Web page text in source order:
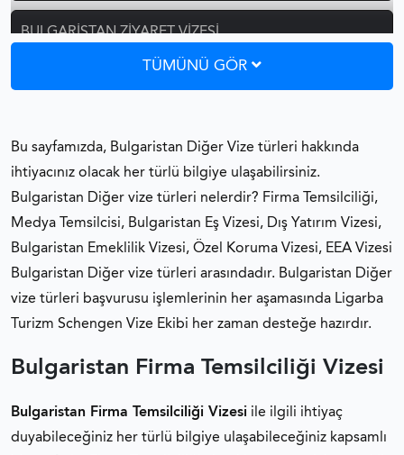
BULGARISTAN ZIYARET VIZESI
BULGARISTAN ÖĞRENCI VIZESI
BULGARISTAN AILE BIRLEŞIMI
BULGARISTAN ÇALIŞMA İZNI
BULGARISTAN D VIZESI
TÜMÜNÜ GÖR
Bu sayfamızda, Bulgaristan Diğer Vize türleri hakkında
ihtiyacınız olacak her türlü bilgiye ulaşabilirsiniz.
Bulgaristan Diğer vize türleri nelerdir? Firma Temsilciliği,
Medya Temsilcisi, Bulgaristan Eş Vizesi, Dış Yatırım Vizesi,
Bulgaristan Emeklilik Vizesi, Özel Koruma Vizesi, EEA Vizesi
Bulgaristan Diğer vize türleri arasındadır. Bulgaristan Diğer
vize türleri başvurusu işlemlerinin her aşamasında Ligarba
Turizm Schengen Vize Ekibi her zaman desteğe hazırdır.
Bulgaristan Firma Temsilciliği Vizesi
Bulgaristan Firma Temsilciliği Vizesi ile ilgili ihtiyaç
duyabileceğiniz her türlü bilgiye ulaşabileceğiniz kapsamlı